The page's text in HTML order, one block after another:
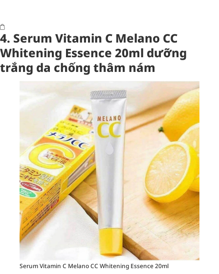
4. Serum Vitamin C Melano CC
Whitening Essence 20ml dưỡng
trắng da chống thâm nám
Serum Vitamin C Melano CC Whitening Essence 20ml